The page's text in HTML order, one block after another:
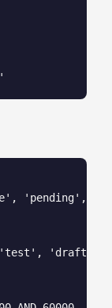
'pending',
IN ('test', 'draft',